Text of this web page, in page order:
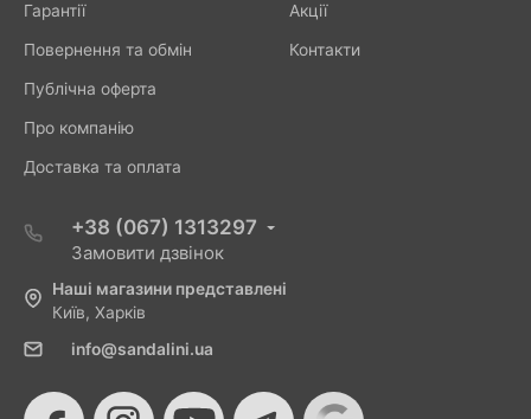
Гарантії
Повернення та обмін
Публічна оферта
Про компанію
Доставка та оплата
Акції
Контакти
+38 (067) 1313297
Замовити дзвінок
Наші магазини представлені
Київ, Харків
info@sandalini.ua